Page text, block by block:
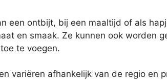
een ontbijt, bij een maaltijd of als
en smaak. Ze kunnen ook worden
te voegen.
variëren afhankelijk van de regio en